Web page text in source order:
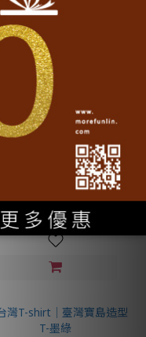
台灣T-shirt│Hello Taiwan
造型T-黑
NT$1,080